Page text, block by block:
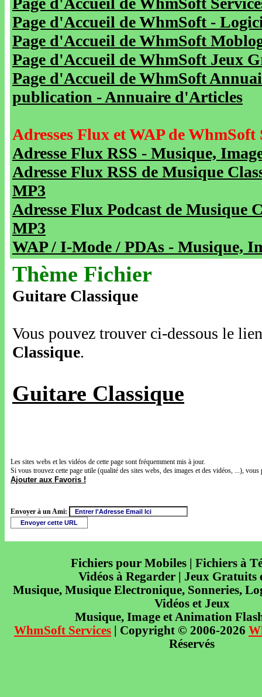
Page d'Accueil de WhmSoft -
Page d'Accueil de WhmSoft
Page d'Accueil de WhmSoft Jeux
Page d'Accueil de WhmSoft
publication - Annuaire d'Articles
Adresses Flux et WAP de WhmSoft
Adresse Flux RSS - Musique,
Adresse Flux RSS de Musique
MP3
Adresse Flux Podcast de Musique
MP3
WAP / I-Mode / PDAs - Musique,
Thème Fichier
Guitare Classique
Vous pouvez trouver ci-dessous le
Classique.
Guitare Classique
Les sites webs et les vidéos de cette page sont fréquemment mis à jour.
Si vous trouvez cette page utile (qualité des sites webs, des images et des vidéos, ...),
Ajouter aux Favoris !
Envoyer à un Ami:
Fichiers pour Mobiles | Fichiers à
Vidéos à Regarder | Jeux Gratuits
Musique, Musique Electronique, Sonneries,
Vidéos et Jeux
Musique, Image et Animation
WhmSoft Services | Copyright © 2006-2026
Réservés